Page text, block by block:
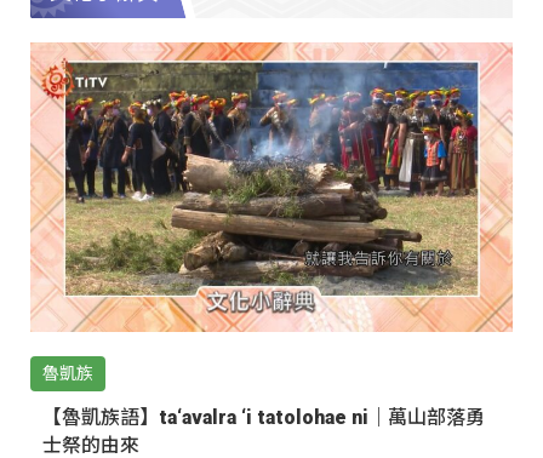
魯凱族
【魯凱族語】ta‘avalra ‘i tatolohae ni｜萬山部落勇
士祭的由來